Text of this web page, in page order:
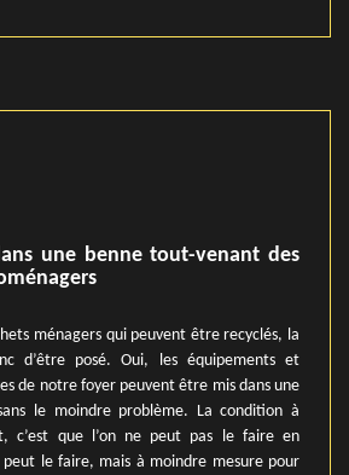
une benne tout-venant des
ménagers qui peuvent être recyclés, la
d’être posé. Oui, les équipements et
de notre foyer peuvent être mis dans une
le moindre problème. La condition à
c’est que l’on ne peut pas le faire en
le faire, mais à moindre mesure pour